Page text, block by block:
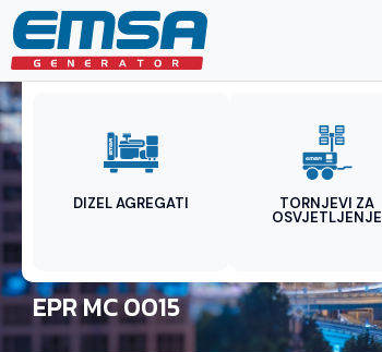
DIZEL AGREGATI TORNJEVI ZA
OSVJETLJENJE
EPR MC 0015